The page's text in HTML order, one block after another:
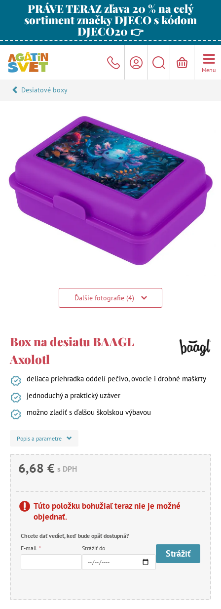
PRÁVE TERAZ zľava 20 % na celý
sortiment značky DJECO s kódom
DJECO20 👉
Menu
Desiatové boxy
Ďalšie fotografie (4)
Box na desiatu BAAGL
Axolotl
deliaca priehradka oddelí pečivo, ovocie i drobné maškrty
jednoduchý a praktický uzáver
možno zladiť s ďalšou školskou výbavou
Popis a parametre
6,68 € s DPH
Túto položku bohužiaľ teraz nie je možné
objednať.
Chcete dať vedieť, keď bude opäť dostupná?
E-mail * Strážiť do Strážiť